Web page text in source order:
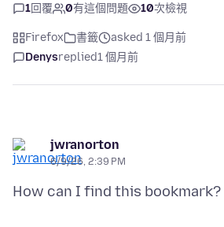
1回覆 0有這個問題 10次檢視
Firefox 書籤
asked 1 個月前
Denysreplied1 個月前
jwranorton
6/9/26, 2:39 PM